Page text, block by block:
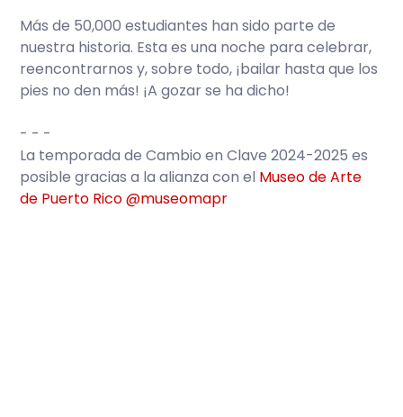
Más de 50,000 estudiantes han sido parte de
nuestra historia. Esta es una noche para celebrar,
reencontrarnos y, sobre todo, ¡bailar hasta que los
pies no den más! ¡A gozar se ha dicho!
- - -
La temporada de Cambio en Clave 2024-2025 es
posible gracias a la alianza con el Museo de Arte
de Puerto Rico@museomapr